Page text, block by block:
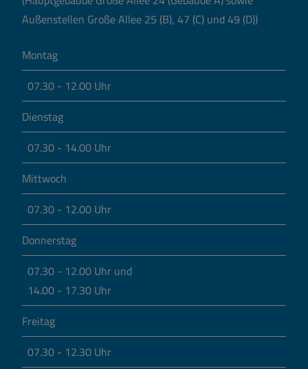
Außenstellen Große Allee 25 (B), 47 (C) und 49 (D))
Montag
07.30 - 12.00 Uhr
Dienstag
07.30 - 14.00 Uhr
Mittwoch
07.30 - 12.00 Uhr
Donnerstag
07.30 - 12.00 Uhr und
14.00 - 17.30 Uhr
Freitag
07.30 - 12.30 Uhr